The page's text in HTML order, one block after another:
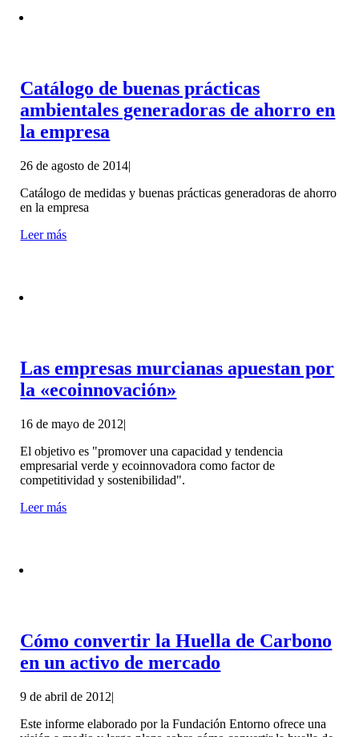
Catálogo de buenas prácticas
ambientales generadoras de ahorro en
la empresa
26 de agosto de 2014|
Catálogo de medidas y buenas prácticas generadoras de ahorro
en la empresa
Leer más
Las empresas murcianas apuestan por
la «ecoinnovación»
16 de mayo de 2012|
El objetivo es "promover una capacidad y tendencia
empresarial verde y ecoinnovadora como factor de
competitividad y sostenibilidad".
Leer más
Cómo convertir la Huella de Carbono
en un activo de mercado
9 de abril de 2012|
Este informe elaborado por la Fundación Entorno ofrece una